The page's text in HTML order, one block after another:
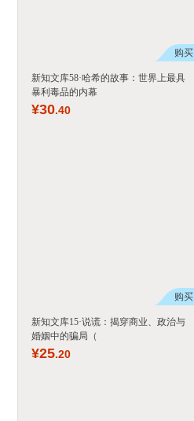
购买
新知文库58·哈希的故事：世界上最具
暴利毒品的内幕
¥30.40
购买
新知文库15·说谎：揭穿商业、政治与
婚姻中的骗局（
¥25.20